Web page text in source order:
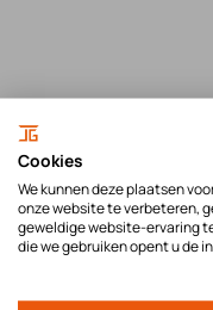
Cookies
We kunnen deze plaatsen
onze website te verbeteren,
geweldige website-ervaring
die we gebruiken opent u de